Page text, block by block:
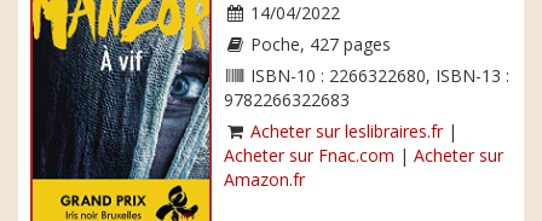
14/04/2022
Poche, 427 pages
ISBN-10 : 2266322680, ISBN-13 :
9782266322683
Acheter sur leslibraires.fr|
Acheter sur Fnac.com | Acheter sur
Amazon.fr